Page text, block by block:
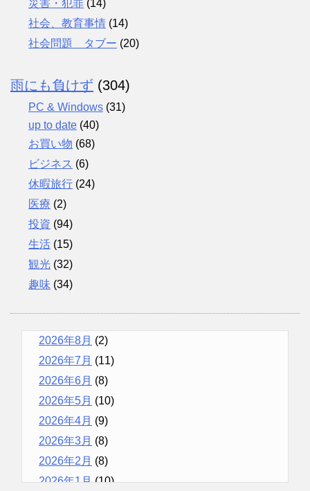
災害・犯罪 (14)
社会、教育事情 (14)
社会問題 タブー (20)
雨にも負けず (304)
PC & Windows (31)
up to date (40)
お買い物 (68)
ビジネス (6)
休暇旅行 (24)
医療 (2)
投資 (94)
生活 (15)
観光 (32)
趣味 (34)
2026年8月 (2)
2026年7月 (11)
2026年6月 (8)
2026年5月 (10)
2026年4月 (9)
2026年3月 (8)
2026年2月 (8)
2026年1月(10)